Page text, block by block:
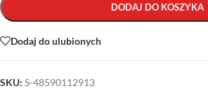
DODAJ DO KOSZYKA
Dodaj do ulubionych
SKU: S-48590112913